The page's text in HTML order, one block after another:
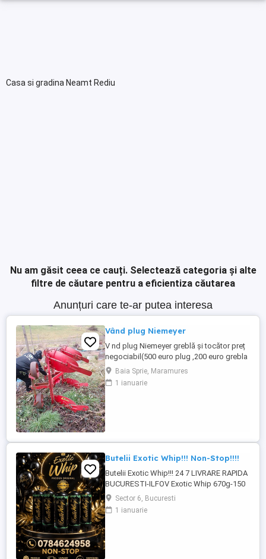
Casa si gradina Neamt Rediu
Nu am găsit ceea ce cauți. Selectează categoria și alte
filtre de căutare pentru a eficientiza căutarea
Anunțuri care te-ar putea interesa
Vând plug Niemeyer
V nd plug Niemeyer greblă și tocător preț
negociabil(500 euro plug ,200 euro grebla
și 200 tocătorul)mai multe informațij la
telefon
Baia Sprie, Maramures
1 ianuarie
Butelii Exotic Whip!!! Non-Stop!!!!
Butelii Exotic Whip!!! 24 7 LIVRARE RAPIDA
BUCURESTI-ILFOV Exotic Whip 670g-150
lei!!!! PRODUS ORIGINAL SE POATE
VERIFICA COD QR!!!
Sector 6, Bucuresti
1 ianuarie